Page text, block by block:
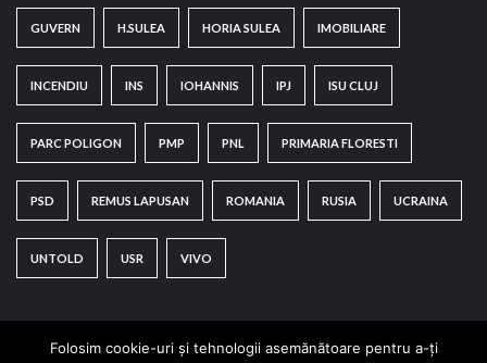
GUVERN H.SULEA HORIA SULEA IMOBILIARE
INCENDIU INS IOHANNIS IPJ ISU CLUJ
PARC POLIGON PMP PNL PRIMARIA FLORESTI
PSD REMUS LAPUSAN ROMANIA RUSIA UCRAINA
UNTOLD USR VIVO
Folosim cookie-uri și tehnologii asemănătoare pentru a-ți